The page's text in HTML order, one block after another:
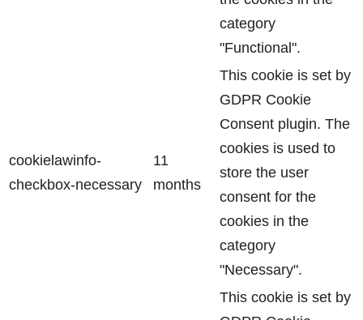
category
"Functional".
cookielawinfo-
checkbox-necessary
11
months
This cookie is set by
GDPR Cookie
Consent plugin. The
cookies is used to
store the user
consent for the
cookies in the
category
"Necessary".
This cookie is set by